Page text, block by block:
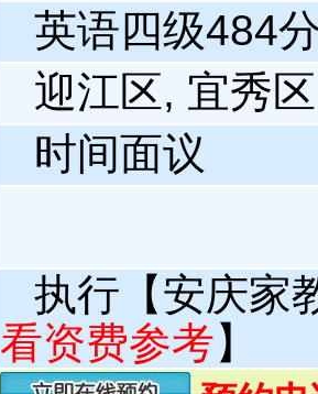
英语四级484
迎江区, 宜秀区
时间面议
执行【安庆家
看资费参考】